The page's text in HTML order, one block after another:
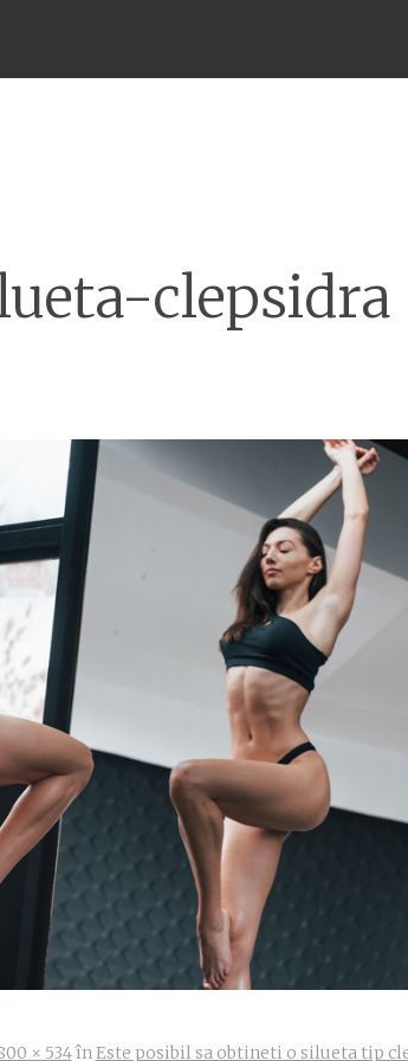
clepsidra
× 534înEste posibil sa obtineti o silueta tip